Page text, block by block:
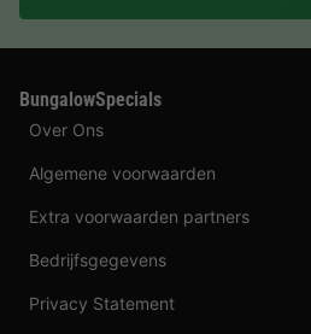
BungalowSpecials
Over Ons
Algemene voorwaarden
Extra voorwaarden partners
Bedrijfsgegevens
Privacy Statement